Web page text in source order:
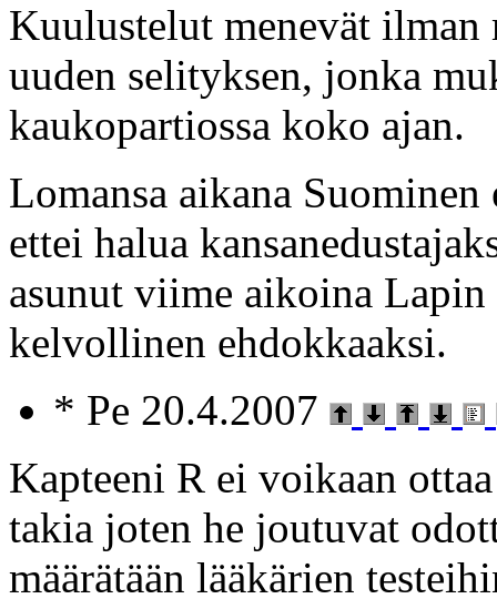
Kuulustelut menevät
uuden selityksen, jonka
kaukopartiossa koko ajan.
Lomansa aikana
ettei halua
asunut viime aikoina
kelvollinen ehdokkaaksi.
* Pe 20.4.2007
Kapteeni R ei voikaan
takia joten he joutuvat
määrätään lääkärien